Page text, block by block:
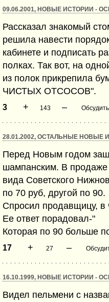
09.06.2001, НОВЫЕ ИСТОРИИ -
Рассказал знакомый
решила навести
кабинете и подписать
полках. Так вот, на
из полок прикрепила
ЧИСТЫХ ОТСОСОВ".
3 + 143 – Обсудить
28.01.2002, ОСТАЛЬНЫЕ НОВЫЕ
Перед Новым годом
шампанским. В
вида Советского
по 70 руб, другой по 90.
Спросил продавщицу,
Ее ответ порадовал-"
Которая по 90 больше
17 + 27 –
16.10.1999, НОВЫЕ ИСТОРИИ -
Видел пельмени с